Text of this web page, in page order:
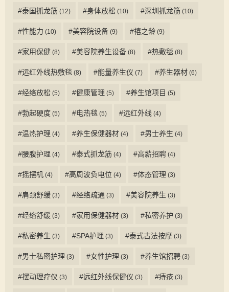
#泰国抓龙筋 (12) #身体放松 (10) #深圳抓龙筋 (10)
#性能力 (10) #美容院设备 (9) #禧之龄 (9)
#家用保健 (8) #美容院养生设备 (8) #热敷毯 (8)
#远红外线热敷毯 (8) #能量养生仪 (7) #养生器材 (6)
#经络放松 (5) #健康管理 (5) #养生馆项目 (5)
#勃起硬度 (5) #电热毯 (5) #远红外线 (4)
#温热护理 (4) #养生保健器材 (4) #男士养生 (4)
#腰腹护理 (4) #泰式抓龙筋 (4) #高薪招聘 (4)
#摇摆机 (4) #高周波负电位 (4) #体态管理 (3)
#肩颈舒缓 (3) #经络疏通 (3) #美容院养生 (3)
#经络舒缓 (3) #家用保健器材 (3) #私密养护 (3)
#私密养生 (3) #SPA护理 (3) #泰式古法按摩 (3)
#男士私密护理 (3) #女性护理 (3) #养生馆招聘 (3)
#摆动理疗仪 (3) #远红外线保健仪 (3) #痔疮 (3)